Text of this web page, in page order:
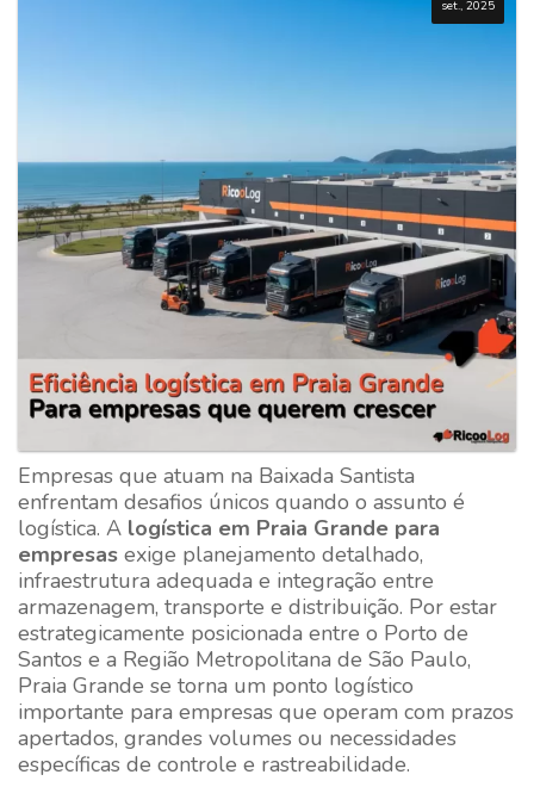
set., 2025
Empresas que atuam na Baixada Santista
enfrentam desafios únicos quando o assunto é
logística. A logística em Praia Grande para
empresas exige planejamento detalhado,
infraestrutura adequada e integração entre
armazenagem, transporte e distribuição. Por estar
estrategicamente posicionada entre o Porto de
Santos e a Região Metropolitana de São Paulo,
Praia Grande se torna um ponto logístico
importante para empresas que operam com prazos
apertados, grandes volumes ou necessidades
específicas de controle e rastreabilidade.